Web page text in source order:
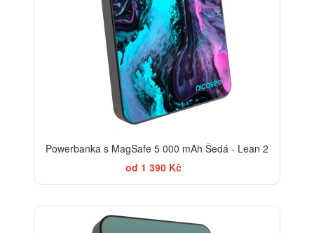
Powerbanka s MagSafe 5 000 mAh Šedá - Lean 2
od 1 390 Kč